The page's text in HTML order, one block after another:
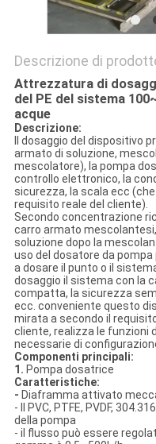
Descrizione di
Attrezzatura di
del PE del sistema
acque
Descrizione:
Il dosaggio del dispositivo
armato di soluzione,
mescolatore), la pompa
controllo elettronico, la
sicurezza, la scala ecc
requisito reale del cliente).
Secondo concentrazione
carro armato
soluzione dopo la
uso del dosatore da
a dosare il punto o il
dosaggio il sistema con la
compatta, la sicurezza
ecc. conveniente questo
mirata a secondo il
cliente, realizza le funzioni
necessarie di
Componenti principali:
1. Pompa dosatrice
Caratteristiche:
- Diaframma attivato
- Il PVC, PTFE, PVDF,
della pompa
- il flusso può essere